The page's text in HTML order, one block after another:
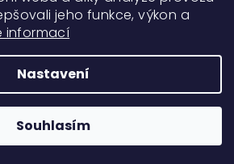
jeho funkce, výkon a
informací
Nastavení
Souhlasím
na Instagramu
Vytvořil Shoptet